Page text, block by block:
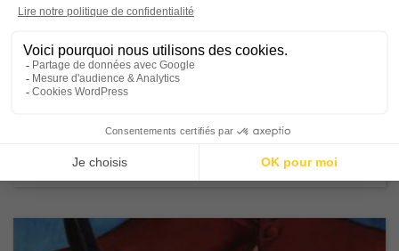
Bague-Sucre, 1980 Par Meret Oppenheim